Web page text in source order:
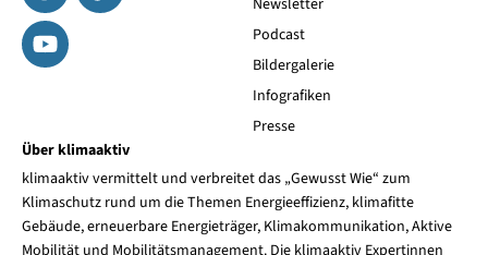
Podcast
Bildergalerie
Infografiken
Presse
Über klimaaktiv
klimaaktiv vermittelt und verbreitet das „Gewusst Wie“ zum
Klimaschutz rund um die Themen Energieeffizienz, klimafitte
Gebäude, erneuerbare Energieträger, Klimakommunikation, Aktive